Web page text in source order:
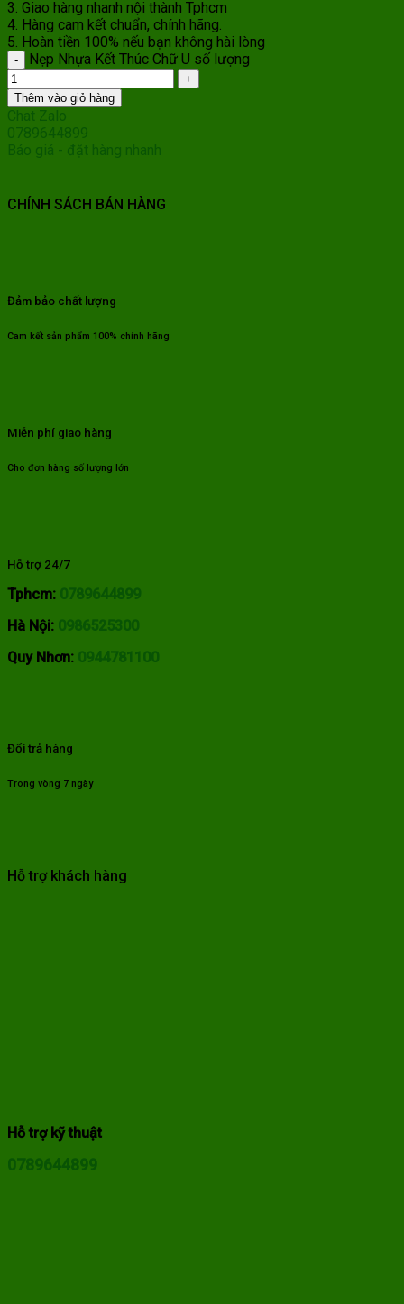
3. Giao hàng nhanh nội thành Tphcm
4. Hàng cam kết chuẩn, chính hãng.
5. Hoàn tiền 100% nếu bạn không hài lòng
Nẹp Nhựa Kết Thúc Chữ U số lượng
Thêm vào giỏ hàng
Chat Zalo
0789644899
Báo giá - đặt hàng nhanh
CHÍNH SÁCH BÁN HÀNG
Đảm bảo chất lượng
Cam kết sản phẩm 100% chính hãng
Miễn phí giao hàng
Cho đơn hàng số lượng lớn
Hỗ trợ 24/7
Tphcm: 0789644899
Hà Nội: 0986525300
Quy Nhơn: 0944781100
Đổi trả hàng
Trong vòng 7 ngày
Hỗ trợ khách hàng
Hỗ trợ kỹ thuật
0789644899